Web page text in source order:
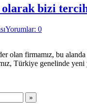
olarak bizi
Yorumlar: 0
olan firmamız, bu
Türkiye genelinde